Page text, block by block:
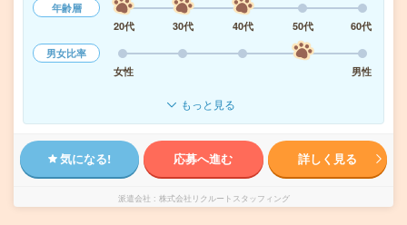
年齢層
20代
30代 40代 50代
60代
男女比率
女性
男性
もっと見る
気になる! 応募へ進む 詳しく見る
派遣会社 株式会社リクルートスタッフィング